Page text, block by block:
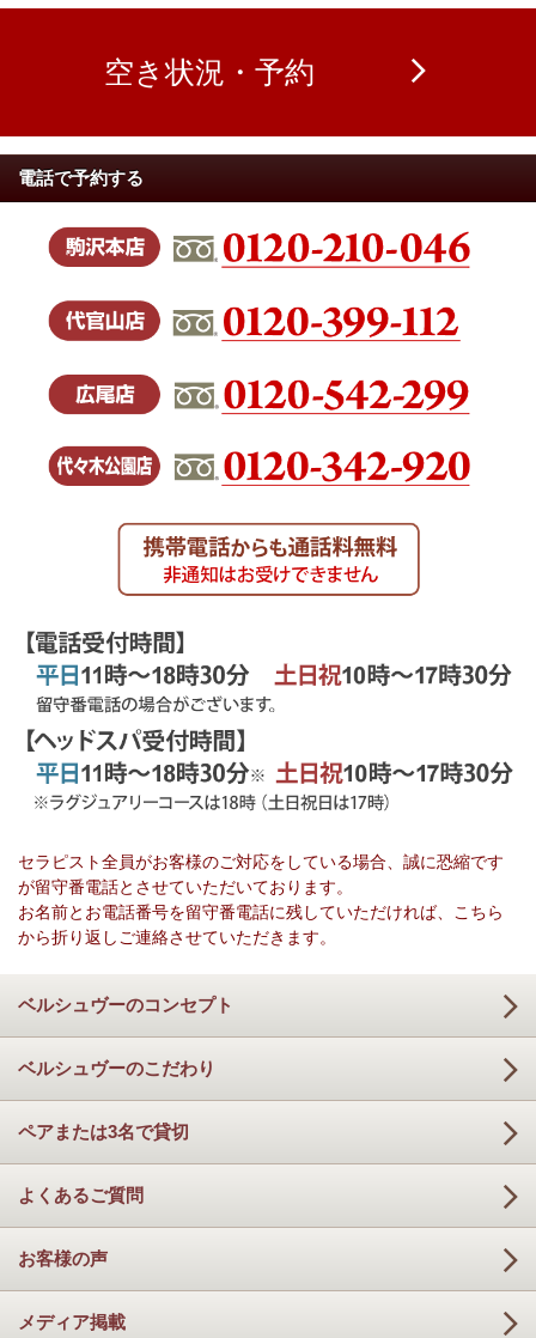
空き状況・予約
電話で予約する
セラピスト全員がお客様のご対応をしている場合、誠に恐縮です
が留守番電話とさせていただいております。
お名前とお電話番号を留守番電話に残していただければ、こちら
から折り返しご連絡させていただきます。
ベルシュヴーのコンセプト
ベルシュヴーのこだわり
ペアまたは3名で貸切
よくあるご質問
お客様の声
メディア掲載